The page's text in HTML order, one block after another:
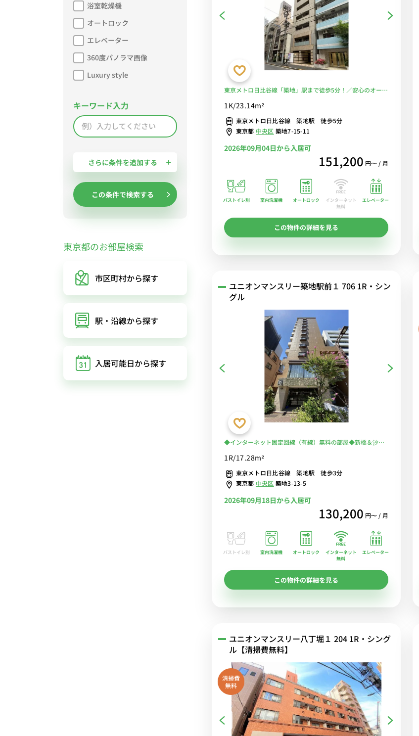
東京メトロ日比谷線「築地」駅まで徒歩5分！／安心のオート
レンタル中！
1K/23.14m²
東京メトロ日比谷線 築地駅 徒歩5分
東京都 中央区 築地7-15-11
2026年09月04日から入居可
151,200 円〜 / 月
バストイレ別 室内洗濯機 オートロック
インターネット
無料
エレベーター
この物件の詳細を見る
ユニオンマンスリー築地駅前１ 706 1R・シン
グル
◆インターネット固定回線（有線）無料の部屋◆新橋＆汐
の徒歩通勤を♪買い物は築地で！
1R/17.28m²
東京メトロ日比谷線 築地駅 徒歩3分
東京都 中央区 築地3-13-5
2026年09月18日から入居可
130,200 円〜 / 月
バストイレ別 室内洗濯機 オートロック
インターネット
無料
エレベーター
この物件の詳細を見る
ユニオンマンスリー八丁堀１ 204 1R・シング
ル【清掃費無料】
清掃費
無料
浴室乾燥機
オートロック
エレベーター
360度パノラマ画像
Luxury style
キーワード入力
さらに条件を追加する
この条件で検索する
東京都のお部屋検索
市区町村から探す
駅・沿線から探す
入居可能日から探す